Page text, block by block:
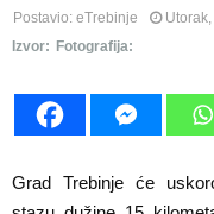
A
R
Postavio: eTrebinje
Izvor: Fotografija:
Grad Trebinje će